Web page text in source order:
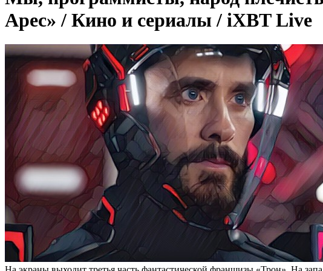
Арес» / Кино и сериалы / iXBT Live